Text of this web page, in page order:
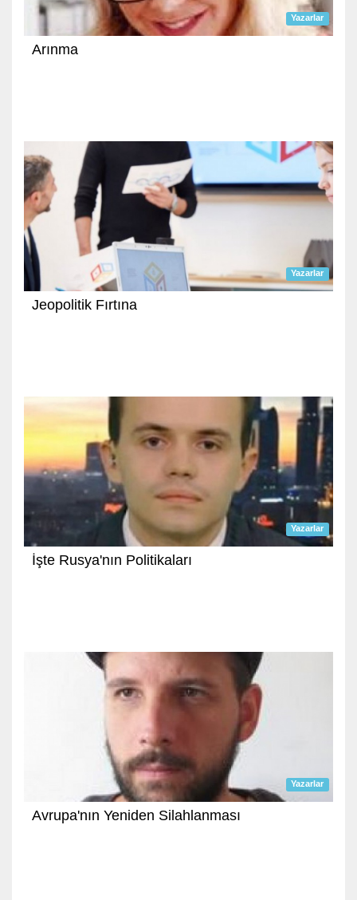
Yazarlar
Arınma
Yazarlar
Jeopolitik Fırtına
Yazarlar
İşte Rusya'nın Politikaları
Yazarlar
Avrupa'nın Yeniden Silahlanması